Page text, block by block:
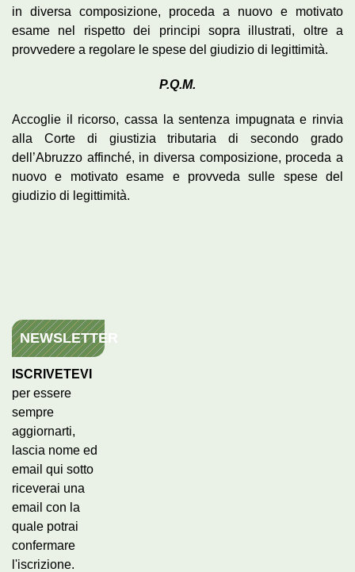
in diversa composizione, proceda a nuovo e motivato
esame nel rispetto dei principi sopra illustrati, oltre a
provvedere a regolare le spese del giudizio di legittimità.
P.Q.M.
Accoglie il ricorso, cassa la sentenza impugnata e rinvia
alla Corte di giustizia tributaria di secondo grado
dell’Abruzzo affinché, in diversa composizione, proceda a
nuovo e motivato esame e provveda sulle spese del
giudizio di legittimità.
NEWSLETTER
ISCRIVETEVI
per essere
sempre
aggiornarti,
lascia nome ed
email qui sotto
riceverai una
email con la
quale potrai
confermare
l'iscrizione.